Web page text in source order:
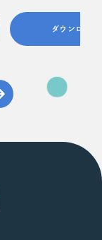
ダウンロード